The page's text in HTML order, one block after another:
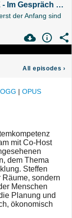
#062 SYSTEMKOMPETENZ - Im Gespräch mit Steffen Sendler
der Anfang sind
All episodes ›
OGG | OPUS
mit Co-Host
dem Thema
Steffen
sondern
Menschen
Planung und
ökonomisch